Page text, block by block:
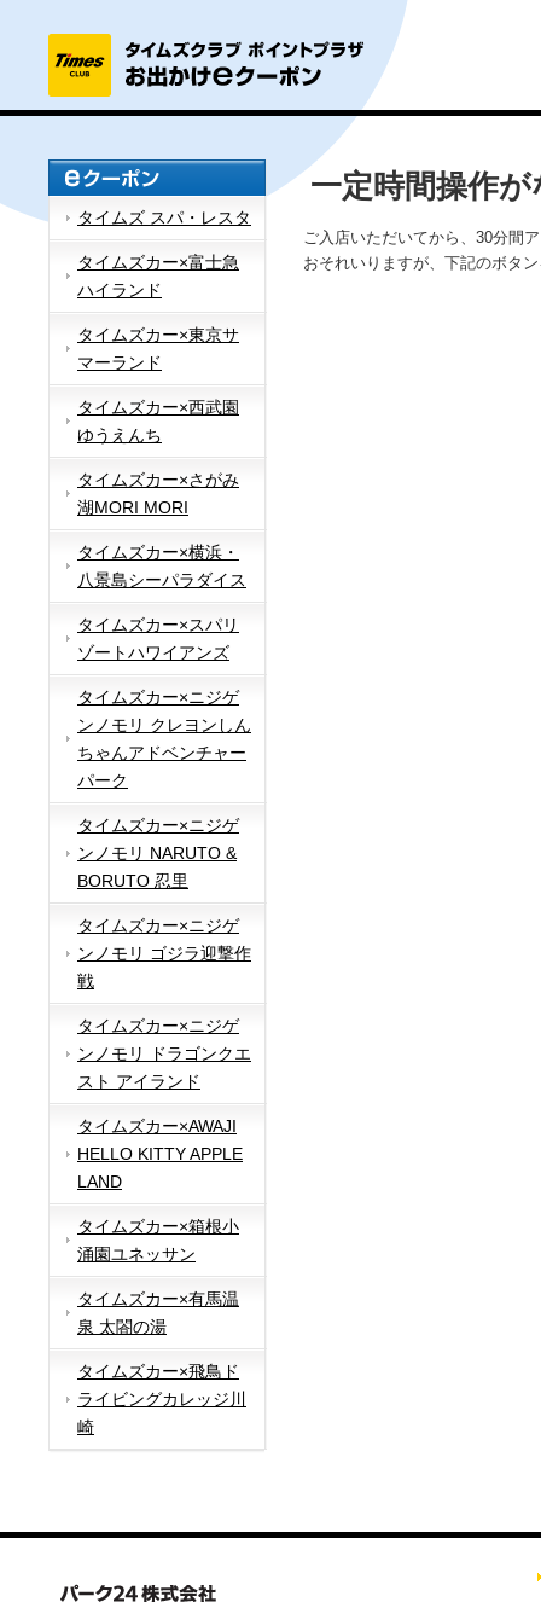
タイムズ スパ・レスタ
タイムズカー×富士急
ハイランド
タイムズカー×東京サ
マーランド
タイムズカー×西武園
ゆうえんち
タイムズカー×さがみ
湖MORI MORI
タイムズカー×横浜・
八景島シーパラダイス
タイムズカー×スパリ
ゾートハワイアンズ
タイムズカー×ニジゲ
ンノモリ クレヨンしん
ちゃんアドベンチャー
パーク
タイムズカー×ニジゲ
ンノモリ NARUTO &
BORUTO 忍里
タイムズカー×ニジゲ
ンノモリ ゴジラ迎撃作
戦
タイムズカー×ニジゲ
ンノモリ ドラゴンクエ
スト アイランド
タイムズカー×AWAJI
HELLO KITTY APPLE
LAND
タイムズカー×箱根小
涌園ユネッサン
タイムズカー×有馬温
泉 太閤の湯
タイムズカー×飛鳥ド
ライビングカレッジ川
崎
一定時間操作
ご入店いただいてから、30分間
おそれいりますが、下記のボタ